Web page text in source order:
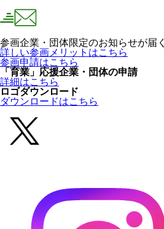
参画企業・団体限定のお知らせが届く
詳しい参画メリットはこちら
参画申請はこちら
「育業」応援企業・団体の申請
詳細はこちら
ロゴダウンロード
ダウンロードはこちら